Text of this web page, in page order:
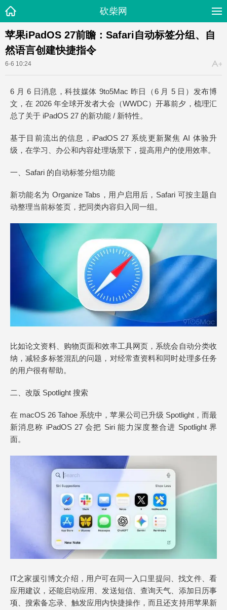
砍柴网
苹果iPadOS 27前瞻：Safari自动标签分组、自
然语言创建快捷指令
6-6 10:24
6 月 6 日消息，科技媒体 9to5Mac 昨日（6 月 5 日）发布博
文，在 2026 年全球开发者大会（WWDC）开幕前夕，梳理汇
总了关于 iPadOS 27 的新功能 / 新特性。
基于目前流出的信息，iPadOS 27 系统更新聚焦 AI 体验升
级，在学习、办公和内容处理场景下，提高用户的使用效率。
一、Safari 的自动标签分组功能
新功能名为 Organize Tabs，用户启用后，Safari 可按主题自
动整理当前标签页，把同类内容归入同一组。
比如论文资料、购物页面和效率工具网页，系统会自动分类收
纳，减轻多标签混乱的问题，对经常查资料和同时处理多任务
的用户很有帮助。
二、改版 Spotlight 搜索
在 macOS 26 Tahoe 系统中，苹果公司已升级 Spotlight，而最
新消息称 iPadOS 27 会把 Siri 能力深度整合进 Spotlight 界
面。
IT之家援引博文介绍，用户可在同一入口里提问、找文件、看
应用建议，还能启动应用、发送短信、查询天气、添加日历事
项、搜索备忘录、触发应用内快捷操作，而且还支持用苹果新